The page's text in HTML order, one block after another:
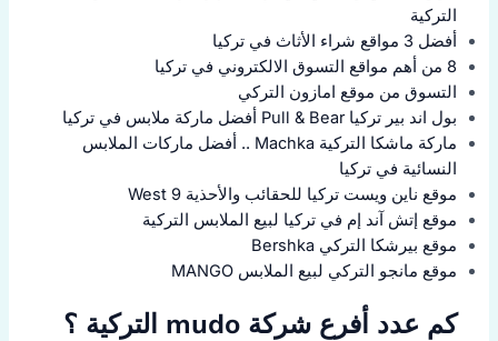
التركية
أفضل 3 مواقع شراء الأثاث في تركيا
8 من أهم مواقع التسوق الالكتروني في تركيا
التسوق من موقع امازون التركي
بول اند بير تركيا Pull & Bear أفضل ماركة ملابس في تركيا
ماركة ماشكا التركية Machka .. أفضل ماركات الملابس
النسائية في تركيا
موقع ناين ويست تركيا للحقائب والأحذية 9 West
موقع إتش آند إم في تركيا لبيع الملابس التركية
موقع بيرشكا التركي Bershka
موقع مانجو التركي لبيع الملابس MANGO
كم عدد أفرع شركة mudo التركية ؟